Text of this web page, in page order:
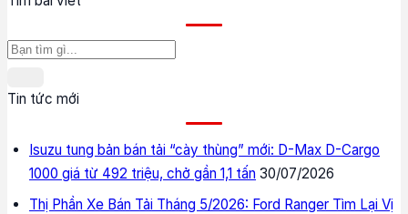
Tin tức mới
Isuzu tung bản bán tải “cày thùng” mới: D-Max D-Cargo
1000 giá từ 492 triệu, chở gần 1,1 tấn 30/07/2026
Thị Phần Xe Bán Tải Tháng 5/2026: Ford Ranger Tìm Lại Vị